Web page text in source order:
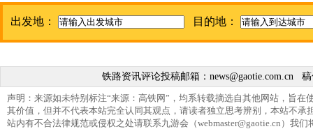
出发地： 目的地：
铁路资讯评论投稿邮箱： news@gaotie.com.cn 稿
声明：来源如未特别标注“来源：高铁网”，均系转载摘选自其他网站，旨在
其价值，但并不代表本站完全认同其观点，请读者独立思考辨别，本站不承
站内有不合法律规范或侵权之处请联系九游会（webmaster@gaotie.cn ）我们